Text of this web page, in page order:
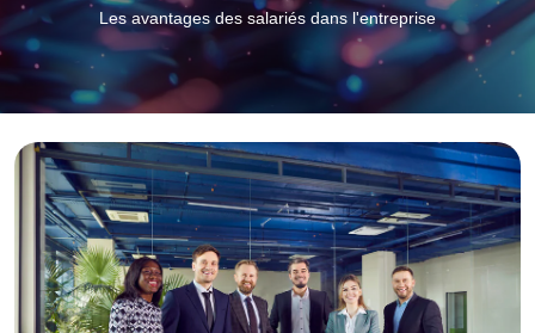
Les avantages des salariés dans l'entreprise